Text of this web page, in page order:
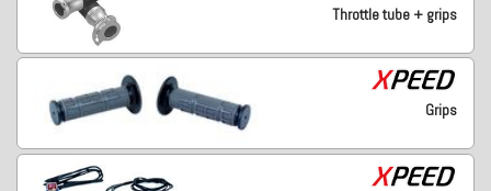
Throttle tube + grips
Grips